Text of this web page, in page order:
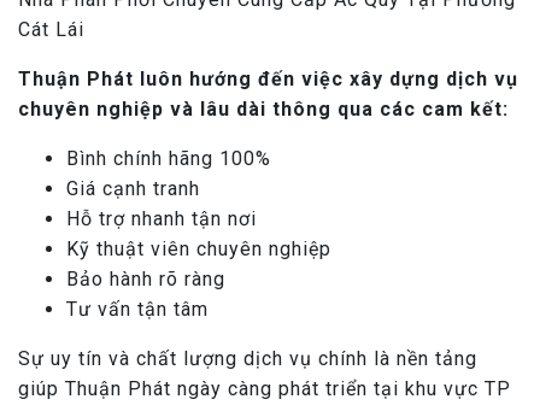
Cát Lái
Thuận Phát luôn hướng đến việc xây dựng dịch vụ
chuyên nghiệp và lâu dài thông qua các cam kết:
Bình chính hãng 100%
Giá cạnh tranh
Hỗ trợ nhanh tận nơi
Kỹ thuật viên chuyên nghiệp
Bảo hành rõ ràng
Tư vấn tận tâm
Sự uy tín và chất lượng dịch vụ chính là nền tảng
giúp Thuận Phát ngày càng phát triển tại khu vực TP